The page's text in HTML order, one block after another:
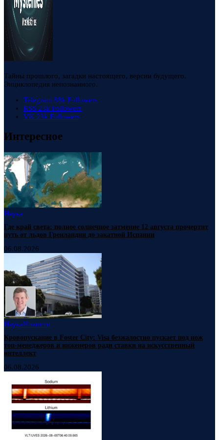
Тайны прошлого, загадки настоящего, версии будущего.
Энциклопедия непознанного.
Telegram 88k Followers
RSS 23k Followers
VK 23k Followers
Интересное
Наука
Где край света: полное солнечное затмение 12 августа прочертит
путь от льдов Гренландии до закатной Испании
06.08.2026
НаукаНовости
Кровопускание в Foster City: Visa безжалостно пускает под нож
топ-менеджеров и инженеров ради ставки на искусственный
интеллект
06.08.2026